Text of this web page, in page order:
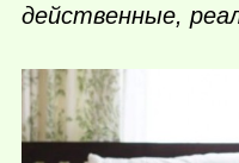
действенные,